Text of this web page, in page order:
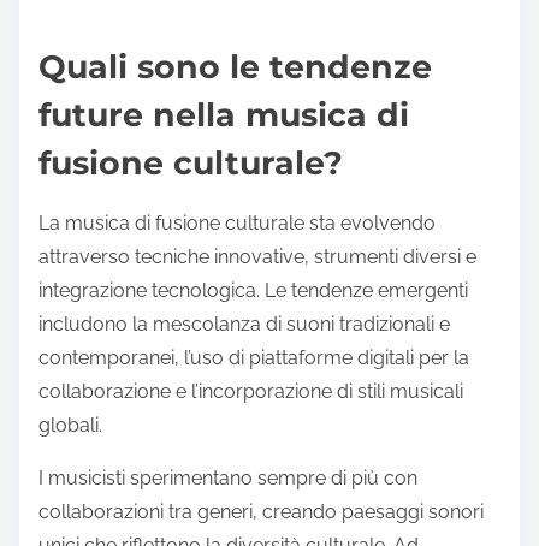
diluisca le tradizioni originali, ma in realtà le
arricchisce creando espressioni innovative. Un altro
fraintendimento è che la fusione manchi di
autenticità; tuttavia, spesso deriva da una
collaborazione genuina e dal rispetto tra culture.
Alcuni pensano che la fusione sia un fenomeno
recente, ma esiste da secoli, evolvendosi attraverso
migrazioni e scambi commerciali. Infine, molti
assumono che la fusione si applichi solo ai generi
popolari, mentre si estende anche alla musica
classica, folk e contemporanea.